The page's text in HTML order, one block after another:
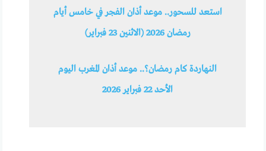
استعد للسحور.. موعد أذان الفجر في خامس أيام
رمضان 2026 (الاثنين 23 فبراير)
النهاردة كام رمضان؟.. موعد أذان المغرب اليوم
الأحد 22 فبراير 2026